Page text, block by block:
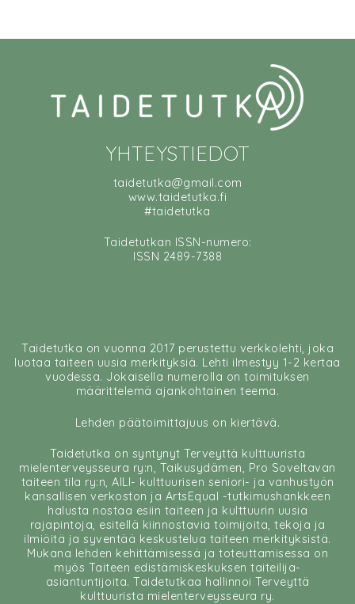
YHTEYSTIEDOT
taidetutka@gmail.com
www.taidetutka.fi
#taidetutka
Taidetutkan ISSN-numero:
ISSN 2489-7388
Taidetutka on vuonna 2017 perustettu verkkolehti, joka
luotaa taiteen uusia merkityksiä. Lehti ilmestyy 1-2 kertaa
vuodessa. Jokaisella numerolla on toimituksen
määrittelemä ajankohtainen teema.
Lehden päätoimittajuus on kiertävä.
Taidetutka on syntynyt Terveyttä kulttuurista
mielenterveysseura ry:n, Taikusydämen, Pro Soveltavan
taiteen tila ry:n, AILI- kulttuurisen seniori- ja vanhustyön
kansallisen verkoston ja ArtsEqual -tutkimushankkeen
halusta nostaa esiin taiteen ja kulttuurin uusia
rajapintoja, esitellä kiinnostavia toimijoita, tekoja ja
ilmiöitä ja syventää keskustelua taiteen merkityksistä.
Mukana lehden kehittämisessä ja toteuttamisessa on
myös Taiteen edistämiskeskuksen taiteilija-
asiantuntijoita. Taidetutkaa hallinnoi Terveyttä
kulttuurista mielenterveysseura ry.